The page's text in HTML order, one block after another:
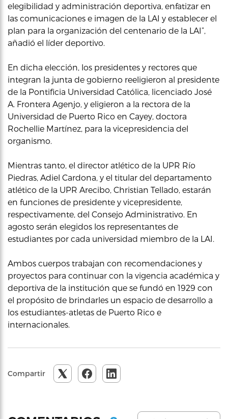
elegibilidad y administración deportiva, enfatizar en
las comunicaciones e imagen de la LAI y establecer el
plan para la organización del centenario de la LAI”,
añadió el líder deportivo.
En dicha elección, los presidentes y rectores que
integran la junta de gobierno reeligieron al presidente
de la Pontificia Universidad Católica, licenciado José
A. Frontera Agenjo, y eligieron a la rectora de la
Universidad de Puerto Rico en Cayey, doctora
Rochellie Martínez, para la vicepresidencia del
organismo.
Mientras tanto, el director atlético de la UPR Río
Piedras, Adiel Cardona, y el titular del departamento
atlético de la UPR Arecibo, Christian Tellado, estarán
en funciones de presidente y vicepresidente,
respectivamente, del Consejo Administrativo. En
agosto serán elegidos los representantes de
estudiantes por cada universidad miembro de la LAI.
Ambos cuerpos trabajan con recomendaciones y
proyectos para continuar con la vigencia académica y
deportiva de la institución que se fundó en 1929 con
el propósito de brindarles un espacio de desarrollo a
los estudiantes-atletas de Puerto Rico e
internacionales.
Compartir